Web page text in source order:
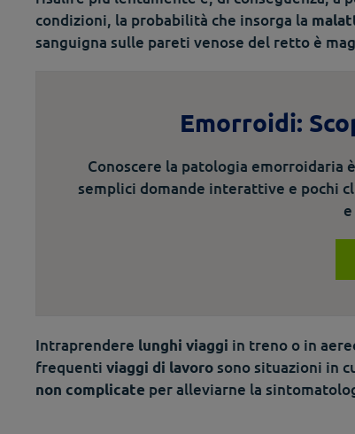
condizioni, la probabilità che insorga la
sanguigna sulle pareti venose del retto è
Emorroidi:
Conoscere la patologia emorroidaria
semplici domande interattive e pochi
Intraprendere lunghi viaggi in treno o in
frequenti viaggi di lavorosono situazioni in
non complicate per alleviarne la